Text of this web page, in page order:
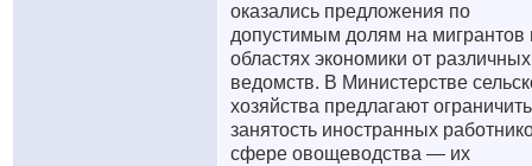
оказались предложения по
допустимым долям на мигрантов
областях экономики от различных
ведомств. В Министерстве
хозяйства предлагают ограничить
занятость иностранных
сфере овощеводства — их